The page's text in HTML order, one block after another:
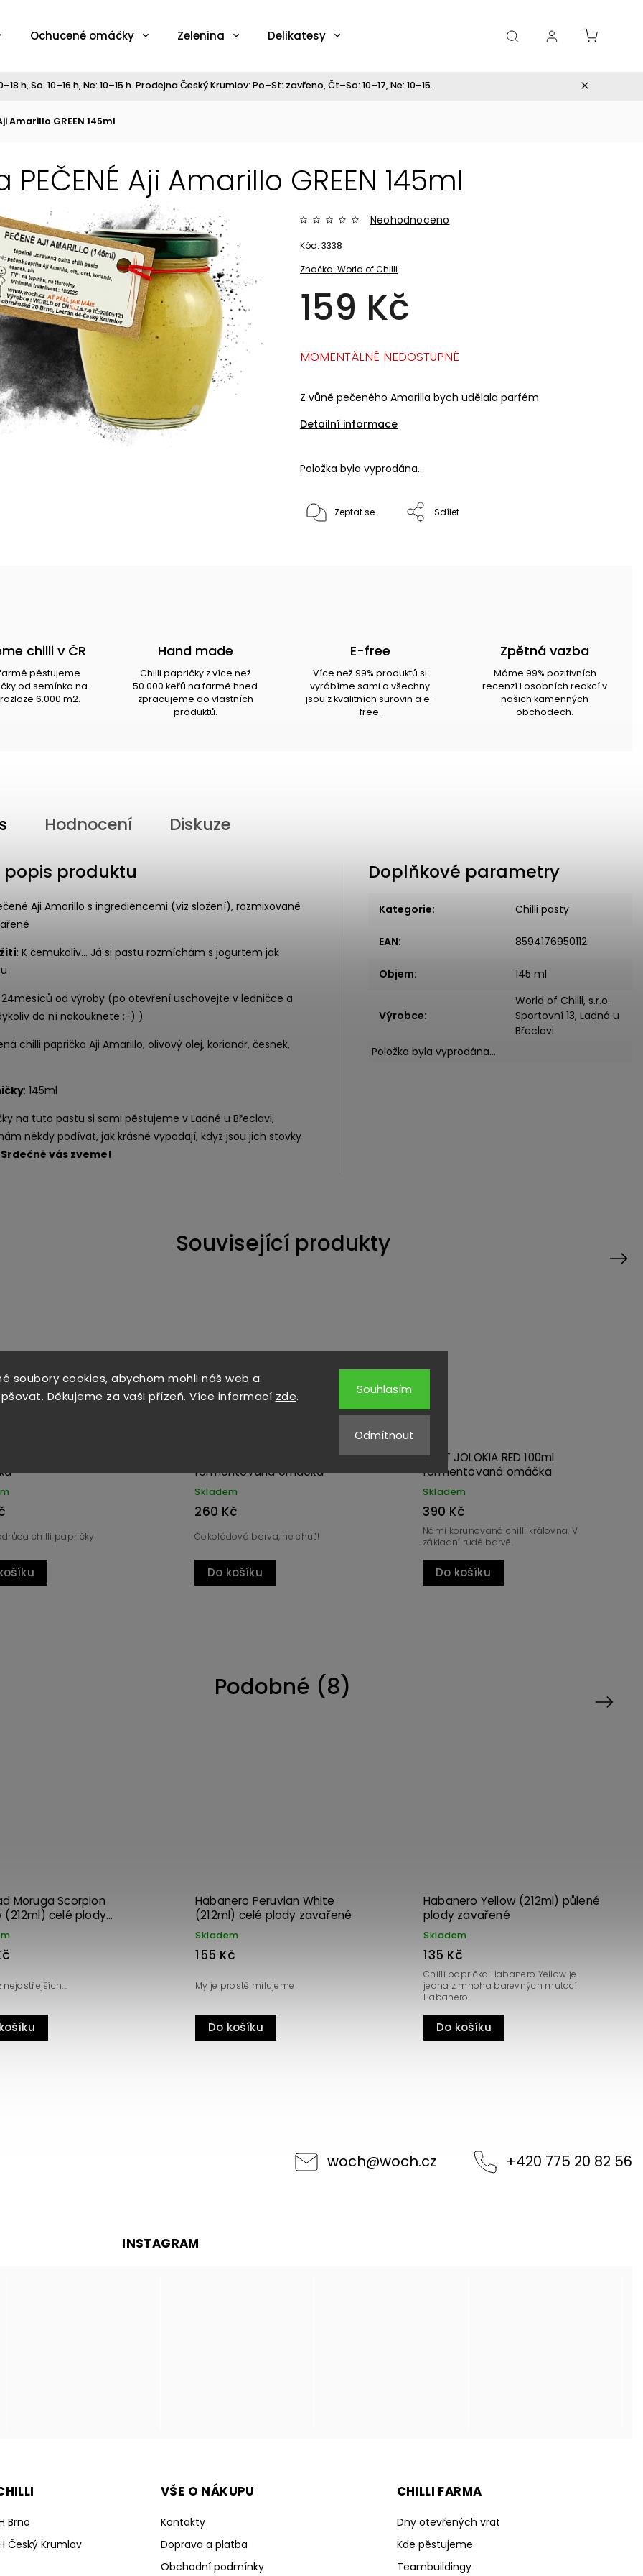
soubory cookies, abychom mohli náš web a
Děkujeme za vaši přízeň. Více informací zde.
Odmítnout
Souhlasím
Ochucené omáčky Zelenina Delikatesy
h, So: 10–16 h, Ne: 10–15 h. Prodejna Český Krumlov: Po–St: zavřeno, Čt–So: 10–17, Ne: 10–15.
Amarillo GREEN 145ml
PEČENÉ Aji Amarillo GREEN 145ml
Značka: World of Chilli
Neohodnoceno
159 Kč
Kód: 3338
Z vůně pečeného Amarilla bych udělala parfém
Detailní informace
Položka byla vyprodána…
MOMENTÁLNĚ NEDOSTUPNÉ
Zeptat se Sdílet
chilli v ČR
pěstujeme
od semínka na
6.000 m2.
Hand made
Chilli papričky z více než
50.000 keřů na farmě hned
zpracujeme do vlastních
produktů.
E-free
Více než 99% produktů si
vyrábíme sami a všechny
jsou z kvalitních surovin a e-
free.
Zpětná vazba
Máme 99% pozitivních
recenzí i osobních reakcí v
našich kamenných
obchodech.
Hodnocení Diskuze
popis produktu
Aji Amarillo s ingrediencemi (viz složení), rozmixované
: K čemukoliv... Já si pastu rozmíchám s jogurtem jak
24měsíců od výroby (po otevření uschovejte v ledničce a
do ní nakouknete :-) )
chilli paprička Aji Amarillo, olivový olej, koriandr, česnek,
: 145ml
na tuto pastu si sami pěstujeme v Ladné u Břeclavi,
někdy podívat, jak krásně vypadají, když jsou jich stovky
Srdečně vás zveme!
Doplňkové parametry
Kategorie: Chilli pasty
EAN: 8594176950112
Objem: 145 ml
Výrobce:
World of Chilli, s.r.o.
Sportovní 13, Ladná u
Břeclavi
Položka byla vyprodána…
Související produkty
fermentovaná omáčka
Skladem
390 Kč
Do košíku
Námi korunovaná chilli královna. V
základní rudé barvě.
HABANERO TASMANIAN 100ml
fermentovaná omáčka
Skladem
230 Kč
Do košíku
Habanero - raritní, tmavá odrůda
BHUT JOLOKIA YELLOW 100ml
fermentovaná omáčka
Skladem
390 Kč
Do košíku
Námi korunovaná chilli královna. V
císařské, ŽLUTÉ barvě.
Next
Podobné (8)
Habanero Yellow (212ml) půlené
plody zavařené
Do košíku
jedna z mnoha barevných mutací
Srilanus (330ml) krájené chilli
zavařené
Do košíku
Novinkový přírůstek do naší řady
Habanero Red (212ml) půlené
plody zavařené
Do košíku
Karibské Habanero z Moravy
Next
woch@woch.cz +420 775 20 82 56
Brno
Český Krumlov
VŠE O NÁKUPU
Kontakty
Doprava a platba
Obchodní podmínky
CHILLI FARMA
Dny otevřených vrat
Kde pěstujeme
Teambuildingy
INSTAGRAM